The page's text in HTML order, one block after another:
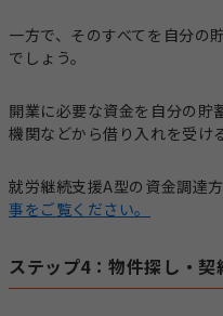
一方で、そのすべてを自分の
でしょう。
開業に必要な資金を自分の貯
機関などから借り入れを受け
就労継続支援A型の資金調達
事をご覧ください。
ステップ4：物件探し・契